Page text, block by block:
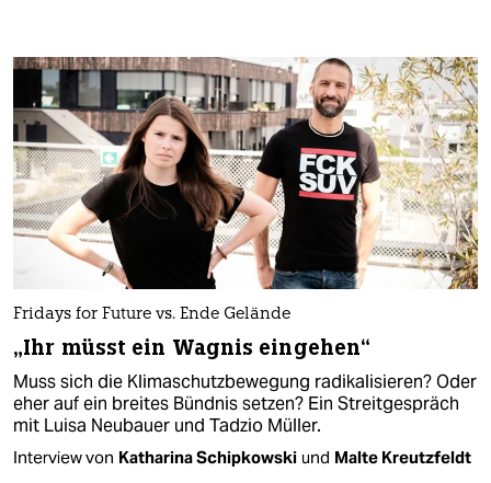
Fridays for Future vs. Ende Gelände
„Ihr müsst ein Wagnis eingehen“
Muss sich die Klimaschutzbewegung radikalisieren? Oder
eher auf ein breites Bündnis setzen? Ein Streitgespräch
mit Luisa Neubauer und Tadzio Müller.
Interview von Katharina Schipkowski und Malte Kreutzfeldt